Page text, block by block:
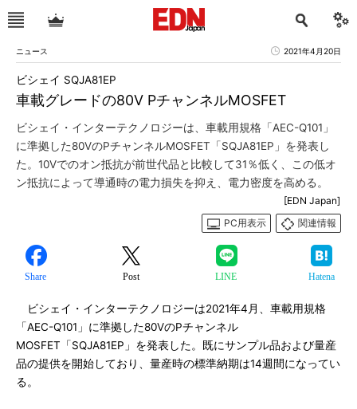
ニュース 2021年4月20日
車載グレードの80V PチャンネルMOSFET
ビシェイ SQJA81EP
ビシェイ・インターテクノロジーは、車載用規格「AEC-Q101」
に準拠した80VのPチャンネルMOSFET「SQJA81EP」を発表し
た。10Vでのオン抵抗が前世代品と比較して31％低く、この低オ
ン抵抗によって導通時の電力損失を抑え、電力密度を高める。
[EDN Japan]
PC用表示
関連情報
Share Post LINE Hatena
ビシェイ・インターテクノロジーは2021年4月、車載用規格
「AEC-Q101」に準拠した80VのPチャンネル
MOSFET「SQJA81EP」を発表した。既にサンプル品および量産
品の提供を開始しており、量産時の標準納期は14週間になってい
る。